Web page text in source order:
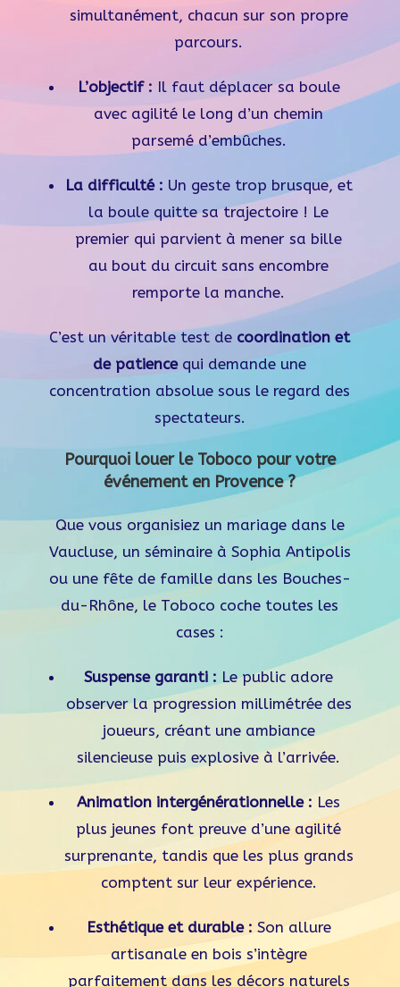
simultanément, chacun sur son propre
parcours.
L’objectif : Il faut déplacer sa boule
avec agilité le long d’un chemin
parsemé d’embûches.
La difficulté : Un geste trop brusque, et
la boule quitte sa trajectoire ! Le
premier qui parvient à mener sa bille
au bout du circuit sans encombre
remporte la manche.
C’est un véritable test de coordination et
de patiencequi demande une
concentration absolue sous le regard des
spectateurs.
Pourquoi louer le Toboco pour votre
événement en Provence ?
Que vous organisiez un mariage dans le
Vaucluse, un séminaire à Sophia Antipolis
ou une fête de famille dans les Bouches-
du-Rhône, le Toboco coche toutes les
cases :
Suspense garanti : Le public adore
observer la progression millimétrée des
joueurs, créant une ambiance
silencieuse puis explosive à l’arrivée.
Animation intergénérationnelle : Les
plus jeunes font preuve d’une agilité
surprenante, tandis que les plus grands
comptent sur leur expérience.
Esthétique et durable : Son allure
artisanale en bois s’intègre
parfaitement dans les décors naturels